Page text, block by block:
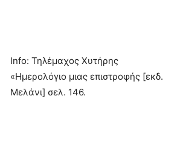
Info: Τηλέμαχος Χυτήρης
«Ημερολόγιο μιας επιστροφής [εκδ.
Μελάνι] σελ. 146.